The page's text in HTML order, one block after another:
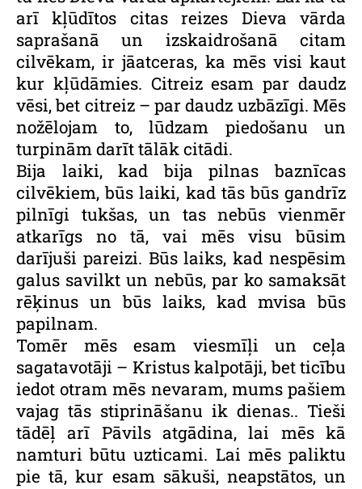
arī kļūdītos citas reizes Dieva vārda
saprašanā un izskaidrošanā citam
cilvēkam, ir jāatceras, ka mēs visi kaut
kur kļūdāmies. Citreiz esam par daudz
vēsi, bet citreiz – par daudz uzbāzīgi. Mēs
nožēlojam to, lūdzam piedošanu un
turpinām darīt tālāk citādi.
Bija laiki, kad bija pilnas baznīcas
cilvēkiem, būs laiki, kad tās būs gandrīz
pilnīgi tukšas, un tas nebūs vienmēr
atkarīgs no tā, vai mēs visu būsim
darījuši pareizi. Būs laiks, kad nespēsim
galus savilkt un nebūs, par ko samaksāt
rēķinus un būs laiks, kad mvisa būs
papilnam.
Tomēr mēs esam viesmīļi un ceļa
sagatavotāji – Kristus kalpotāji, bet ticību
iedot otram mēs nevaram, mums pašiem
vajag tās stiprināšanu ik dienas.. Tieši
tādēļ arī Pāvils atgādina, lai mēs kā
namturi būtu uzticami. Lai mēs paliktu
pie tā, kur esam sākuši, neapstātos, un